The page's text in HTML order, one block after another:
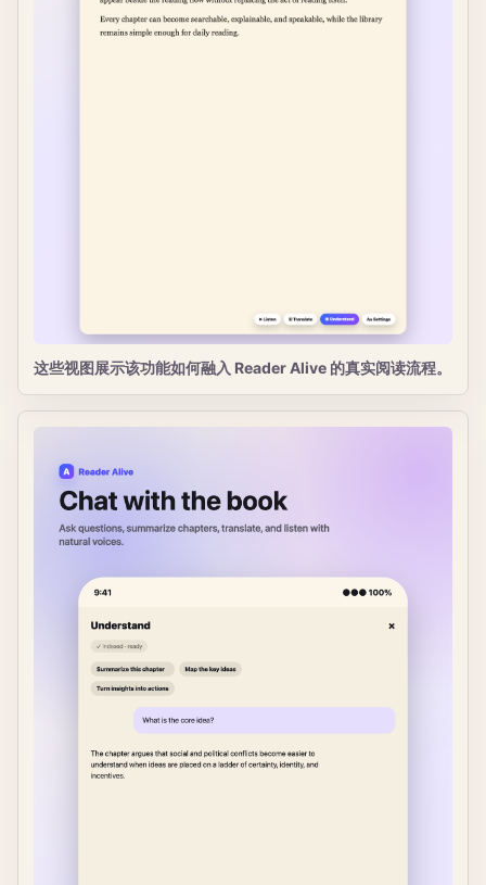
这些视图展示该功能如何融入 Reader Alive 的真实阅读流程。